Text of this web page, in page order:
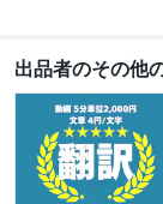
準中型自動車運転免許
得意分野
ビジネス代行・事務代
補助金、助成金、経営
出品者のその他